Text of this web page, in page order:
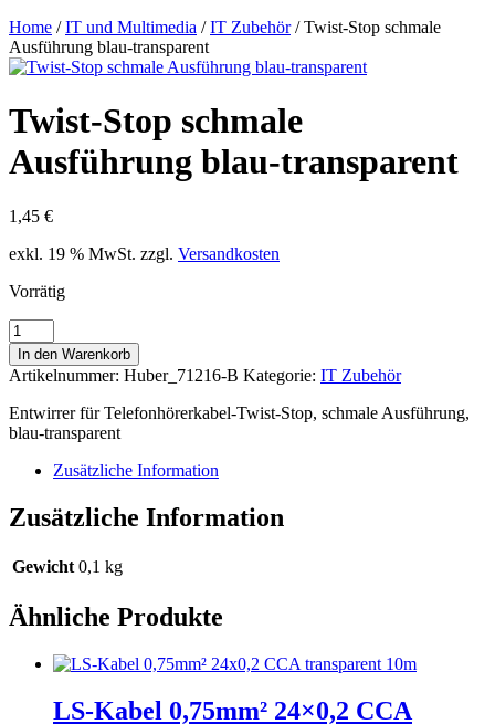
Home /IT und Multimedia /IT Zubehör/ Twist-Stop schmale
Ausführung blau-transparent
Twist-Stop schmale
Ausführung blau-transparent
1,45 €
exkl. 19 % MwSt. zzgl. Versandkosten
Vorrätig
Twist-
Stop
schmale
Ausführung
blau-
transparent
In den Warenkorb
Artikelnummer: Huber_71216-B Kategorie: IT Zubehör
Entwirrer für Telefonhörerkabel-Twist-Stop, schmale Ausführung,
blau-transparent
Zusätzliche Information
Zusätzliche Information
Gewicht 0,1 kg
Ähnliche Produkte
LS-Kabel 0,75mm² 24×0,2 CCA